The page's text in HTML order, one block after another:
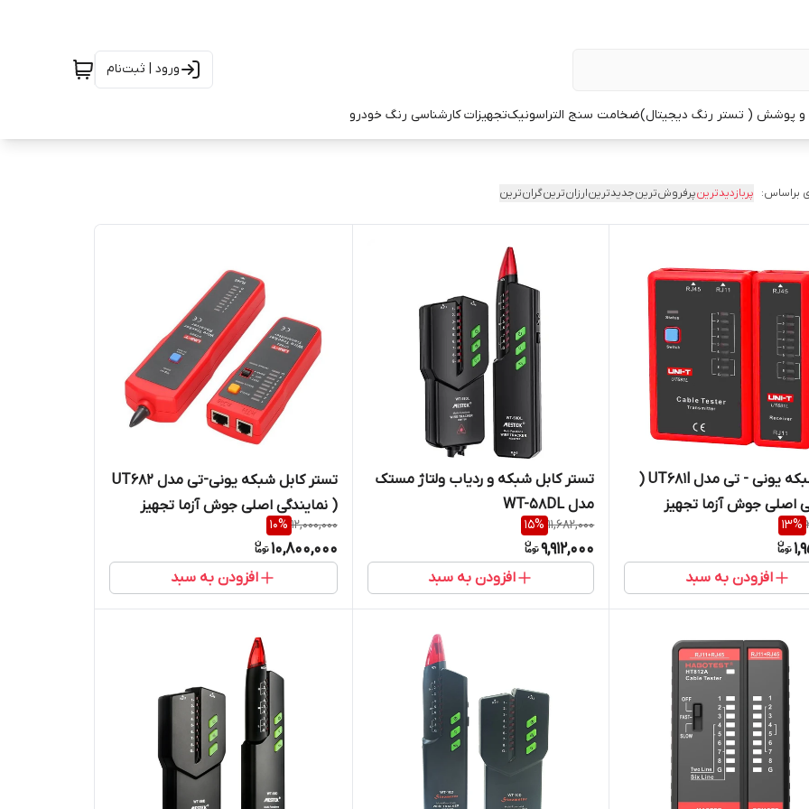
ورود | ثبت‌نام
پوشش ( تستر رنگ دیجیتال)ضخامت سنج التراسونیکتجهیزات کارشناسی رنگ خودرو
براساس: پربازدیدترینپرفروش‌ترینجدیدترینارزان‌ترینگران‌ترین
تستر شبکه یونی - تی مدل UT681l (
اصلی جوش آزما تجهیز
13%
افزودن به سبد
تستر کابل شبکه و ردیاب ولتاژ مستک
مدل WT-58DL
11,682,000
15%
9,912,000
افزودن به سبد
تستر کابل شبکه یونی-تی مدل UT682
( نمایندگی اصلی جوش آزما تجهیز
09120741826)
12,000,000
10%
10,800,000
افزودن به سبد